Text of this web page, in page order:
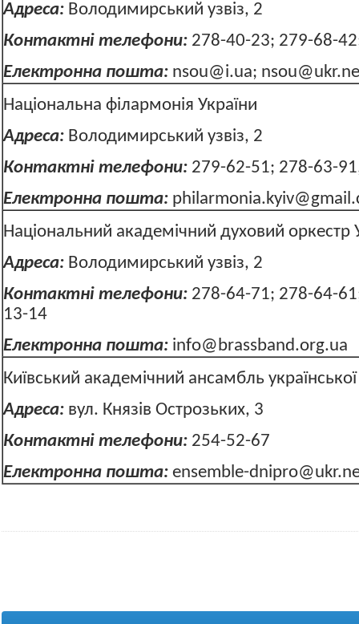
Адреса:Володимирський узвіз, 2
Контактні телефони:278-40-23; 279-68-
Електронна пошта: nsou@i.ua;
Національна філармонія України
Адреса:Володимирський узвіз, 2
Контактні телефони:279-62-51; 278-63-
Електронна пошта:
Національний академічний духовий оркестр
Адреса:Володимирський узвіз, 2
Контактні телефони:278-64-71; 278-64-
13-14
Електронна пошта: info@brassband.org.ua
Київський академічний ансамбль
Адреса:вул. Князів Острозьких,
Контактні телефони:254-52-67
Електронна пошта: ensemble-